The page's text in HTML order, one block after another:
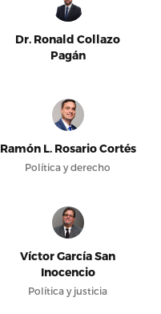
Dr. Ronald Collazo
Pagán
Ramón L. Rosario Cortés
Política y derecho
Víctor García San
Inocencio
Política y justicia